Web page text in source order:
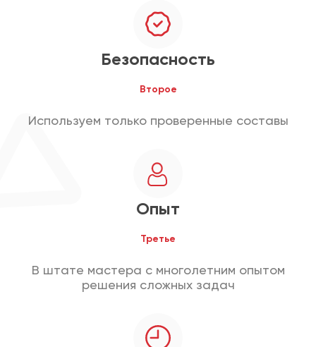
Безопасность
Второе
Используем только проверенные составы
Опыт
Третье
В штате мастера с многолетним опытом
решения сложных задач